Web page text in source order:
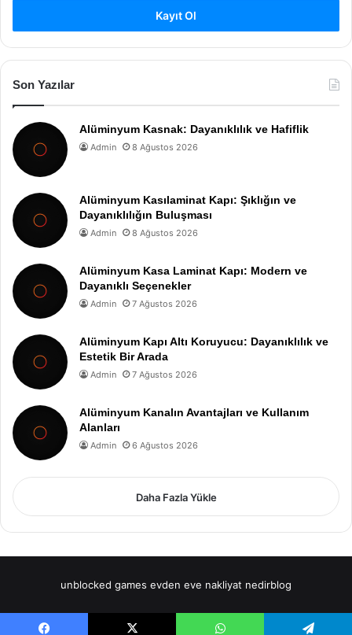
Kayıt Ol
Son Yazılar
Alüminyum Kasnak: Dayanıklılık ve Hafiflik
Admin 8 Ağustos 2026
Alüminyum Kasılaminat Kapı: Şıklığın ve
Dayanıklılığın Buluşması
Admin 8 Ağustos 2026
Alüminyum Kasa Laminat Kapı: Modern ve
Dayanıklı Seçenekler
Admin 7 Ağustos 2026
Alüminyum Kapı Altı Koruyucu: Dayanıklılık ve
Estetik Bir Arada
Admin 7 Ağustos 2026
Alüminyum Kanalın Avantajları ve Kullanım
Alanları
Admin 6 Ağustos 2026
Daha Fazla Yükle
unblocked games evden eve nakliyat nedirblog